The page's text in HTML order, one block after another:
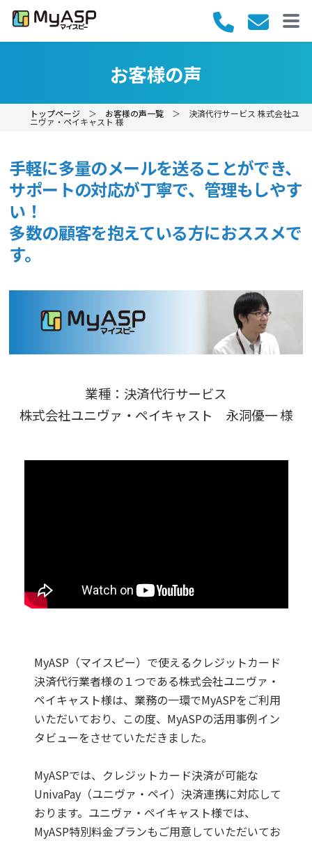
お客様の声
トップページ ＞ お客様の声一覧 ＞ 決済代行サービス 株式会社ユ
ニヴァ・ペイキャスト 様
手軽に多量のメールを送ることができ、
サポートの対応が丁寧で、管理もしやす
い！
多数の顧客を抱えている方におススメで
す。
業種：決済代行サービス
株式会社ユニヴァ・ペイキャスト 永洞優一 様
MyASP（マイスピー）で使えるクレジットカード
決済代行業者様の１つである株式会社ユニヴァ・
ペイキャスト様は、業務の一環でMyASPをご利用
いただいており、この度、MyASPの活用事例イン
タビューをさせていただきました。
MyASPでは、クレジットカード決済が可能な
UnivaPay（ユニヴァ・ペイ）決済連携に対応して
おります。ユニヴァ・ペイキャスト様では、
MyASP特別料金プランもご用意していただいてお